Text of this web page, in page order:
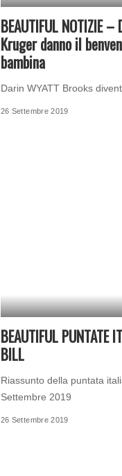
BEAUTIFUL NOTIZIE
Kruger danno il
bambina
Darin WYATT Brooks
26 Settembre 2019
BEAUTIFUL
BILL
Riassunto della puntata
Settembre 2019
26 Settembre 2019